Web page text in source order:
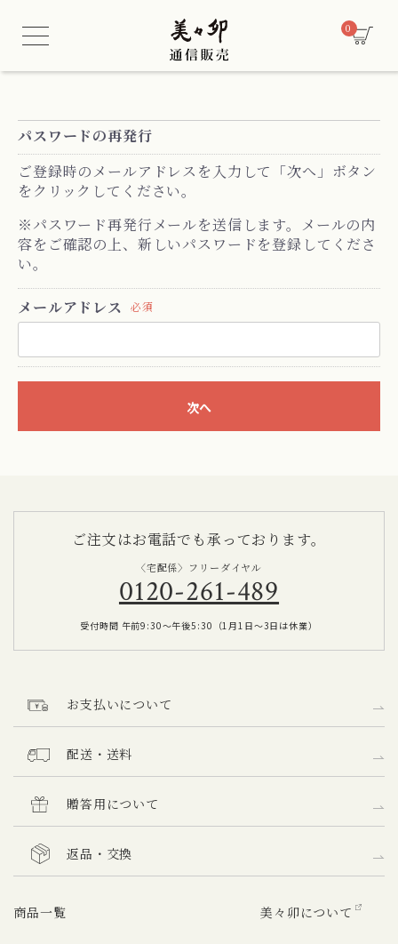
0
パスワードの再発行
ご登録時のメールアドレスを入力して「次へ」ボタン
をクリックしてください。
※パスワード再発行メールを送信します。メールの内
容をご確認の上、新しいパスワードを登録してくださ
い。
メールアドレス 必須
次へ
ご注文はお電話でも承っております。
〈宅配係〉 フリーダイヤル
0120-261-489
受付時間 午前9:30～午後5:30（1月1日～3日は休業）
お支払いについて
配送・送料
贈答用について
返品・交換
商品一覧 美々卯について